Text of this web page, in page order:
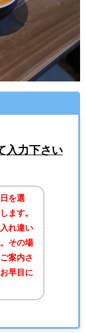
入力下さい
を選
ます。
れ違い
その場
案内さ
早目に